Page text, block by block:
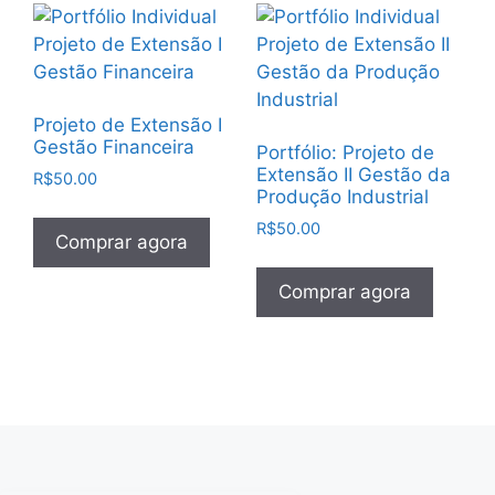
Projeto de Extensão I
Gestão Financeira
R$50.00
Comprar agora
Portfólio: Projeto de
Extensão II Gestão da
Produção Industrial
R$50.00
Comprar agora